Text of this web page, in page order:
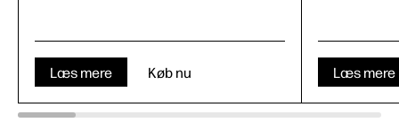
Læs mere Køb nu Læs mere